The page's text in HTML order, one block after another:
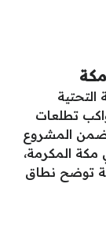
تطلعات
المشروع
مكة المكرمة،
توضح نطاق